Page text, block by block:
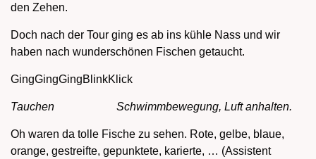
den Zehen.
Doch nach der Tour ging es ab ins kühle Nass und wir
haben nach wunderschönen Fischen getaucht.
GingGingGingBlinkKlick
Tauchen Schwimmbewegung, Luft anhalten.
Oh waren da tolle Fische zu sehen. Rote, gelbe, blaue,
orange, gestreifte, gepunktete, karierte, … (Assistent